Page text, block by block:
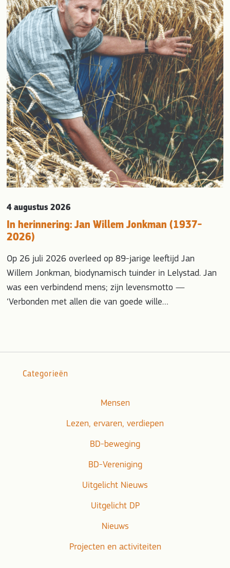
In herinnering: Jan Willem Jonkman (1937-
2026)
4 augustus 2026
Op 26 juli 2026 overleed op 89-jarige leeftijd Jan
Willem Jonkman, biodynamisch tuinder in Lelystad. Jan
was een verbindend mens; zijn levensmotto —
‘Verbonden met allen die van goede wille…
Categorieën
Mensen
Lezen, ervaren, verdiepen
BD-beweging
BD-Vereniging
Uitgelicht Nieuws
Uitgelicht DP
Nieuws
Projecten en activiteiten